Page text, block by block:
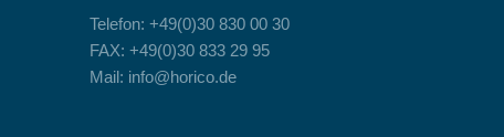
Telefon: +49(0)30 830 00 30
FAX: +49(0)30 833 29 95
Mail: info@horico.de